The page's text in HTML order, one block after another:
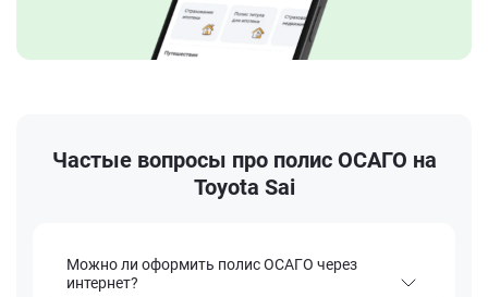
Частые вопросы про полис ОСАГО на
Toyota Sai
Можно ли оформить полис ОСАГО через
интернет?